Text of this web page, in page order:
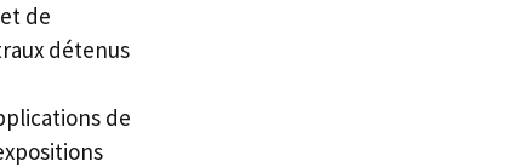
de
détenus
de